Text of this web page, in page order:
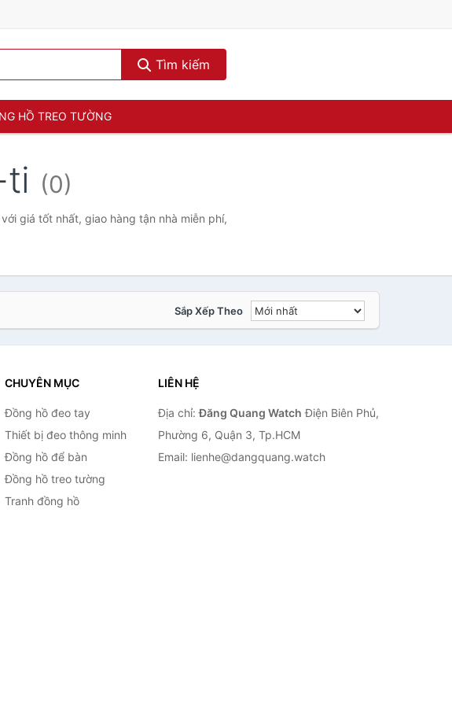
Tìm kiếm
HỒ TREO TƯỜNG
(0)
giá tốt nhất, giao hàng tận nhà miễn phí,
Sắp Xếp Theo
CHUYÊN MỤC
Đồng hồ đeo tay
Thiết bị đeo thông minh
Đồng hồ để bàn
Đồng hồ treo tường
Tranh đồng hồ
LIÊN HỆ
Địa chỉ:Đăng Quang Watch Điện Biên Phủ,
Phường 6, Quận 3, Tp.HCM
Email: lienhe@dangquang.watch